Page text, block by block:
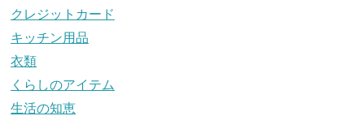
クレジットカード
キッチン用品
衣類
くらしのアイテム
生活の知恵